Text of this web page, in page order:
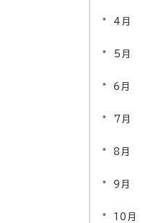
4月
5月
6月
7月
8月
9月
10月